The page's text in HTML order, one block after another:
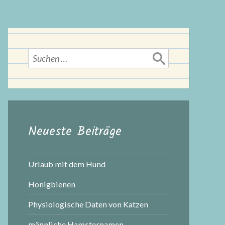
Suchen
nach:
Neueste Beiträge
Urlaub mit dem Hund
Honigbienen
Physiologische Daten von Katzen